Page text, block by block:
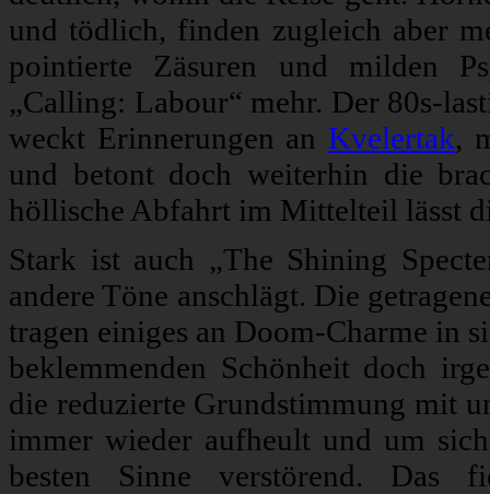
und tödlich, finden zugleich aber
pointierte Zäsuren und milden
„Calling: Labour“ mehr. Der 80s-
weckt Erinnerungen an Kvelertak,
und betont doch weiterhin die
höllische Abfahrt im Mittelteil lässt
Stark ist auch „The Shining
andere Töne anschlägt. Die
tragen einiges an Doom-Charme in
beklemmenden Schönheit doch
die reduzierte Grundstimmung mit
immer wieder aufheult und um
besten Sinne verstörend. Das